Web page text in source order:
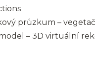
průzkum –
– 3D virtuální